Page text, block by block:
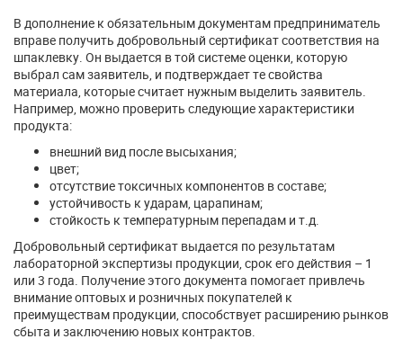
В дополнение к обязательным документам предприниматель
вправе получить добровольный сертификат соответствия на
шпаклевку. Он выдается в той системе оценки, которую
выбрал сам заявитель, и подтверждает те свойства
материала, которые считает нужным выделить заявитель.
Например, можно проверить следующие характеристики
продукта:
внешний вид после высыхания;
цвет;
отсутствие токсичных компонентов в составе;
устойчивость к ударам, царапинам;
стойкость к температурным перепадам и т.д.
Добровольный сертификат выдается по результатам
лабораторной экспертизы продукции, срок его действия – 1
или 3 года. Получение этого документа помогает привлечь
внимание оптовых и розничных покупателей к
преимуществам продукции, способствует расширению рынков
сбыта и заключению новых контрактов.